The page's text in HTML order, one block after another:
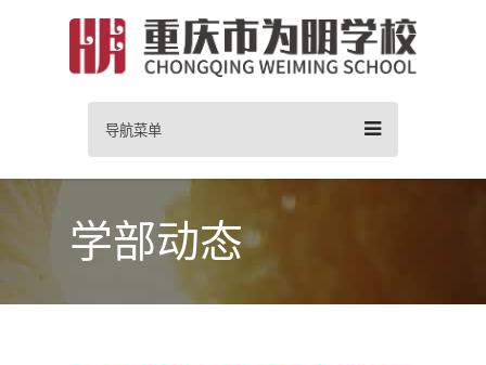
导航菜单
学部动态